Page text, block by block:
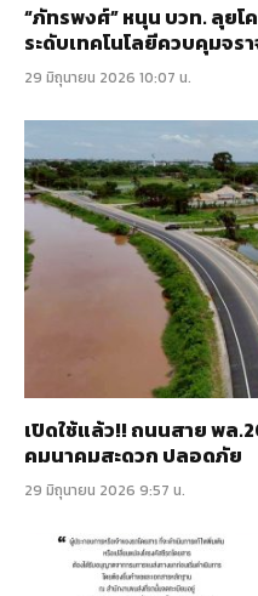
“ภัทรพงศ์” หนุน บวท. ลุย
ระดับเทคโนโลยีควบคุมจร
29 มิถุนายน 2026 10:07 น.
เปิดใช้แล้ว!! ถนนสาย พล
คมนาคมสะดวก ปลอดภัย
29 มิถุนายน 2026 9:57 น.